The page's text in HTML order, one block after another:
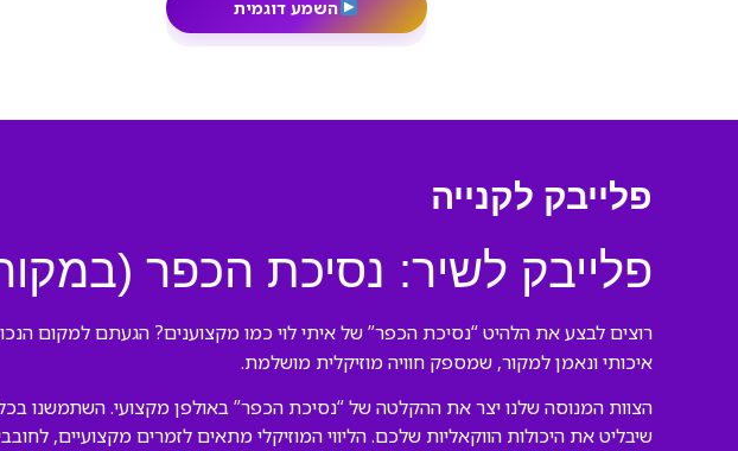
השמע דוגמית
פלייבק לקנייה
פלייבק לשיר: נסיכת הכפר
רוצים לבצע את הלהיט “נסיכת הכפר” של איתי לוי כמו מקצוענים? הגעתם למקום
איכותי ונאמן למקור, שמספק חוויה מוזיקלית מושלמת.
הצוות המנוסה שלנו יצר את ההקלטה של “נסיכת הכפר” באולפן מקצועי. השתמשנו
שיבליט את היכולות הווקאליות שלכם. הליווי המוזיקלי מתאים לזמרים מקצועיים,